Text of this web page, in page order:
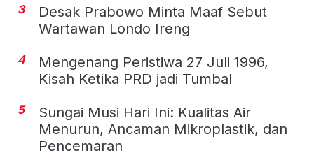
3
Desak Prabowo Minta Maaf Sebut
Wartawan Londo Ireng
4
Mengenang Peristiwa 27 Juli 1996,
Kisah Ketika PRD jadi Tumbal
5
Sungai Musi Hari Ini: Kualitas Air
Menurun, Ancaman Mikroplastik, dan
Pencemaran